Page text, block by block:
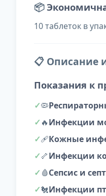
📦
10 таблеток в
📋 Описание
Показания к
🦠
🔥Инфекции
🩹Кожные
🦴Инфекции
🩸Сепсис и
🐔Инфекции